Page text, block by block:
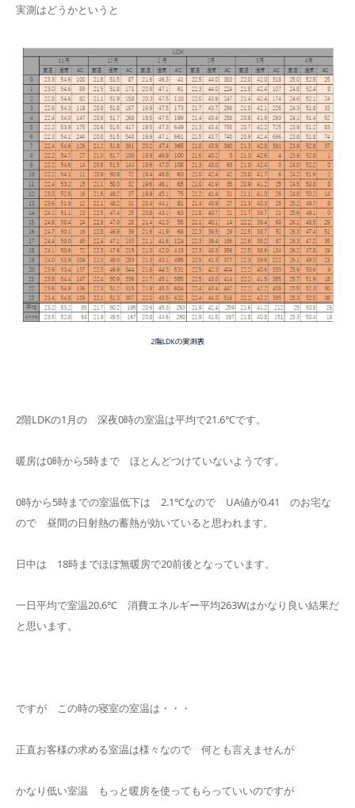
実測はどうかというと
2階LDKの1月の 深夜0時の室温は平均で21.6℃です。
暖房は0時から5時まで ほとんどつけていないようです。
0時から5時までの室温低下は 2.1℃なので UA値が0.41 のお宅な
ので 昼間の日射熱の蓄熱が効いていると思われます。
日中は 18時までほぼ無暖房で20前後となっています。
一日平均で室温20.6℃ 消費エネルギー平均263Wはかなり良い結果だ
と思います。
ですが この時の寝室の室温は・・・
正直お客様の求める室温は様々なので 何とも言えませんが
かなり低い室温 もっと暖房を使ってもらっていいのですが